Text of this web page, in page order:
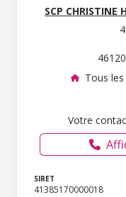
SCP CHRISTINE
Tous
Votre
SIRET
41385170000018